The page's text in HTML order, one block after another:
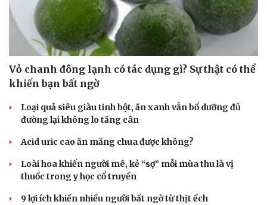
Vỏ chanh đông lạnh có tác dụng gì? Sự thật có thể
khiến bạn bất ngờ
Loại quả siêu giàu tinh bột, ăn xanh vẫn bổ dưỡng đủ
đường lại không lo tăng cân
Acid uric cao ăn măng chua được không?
Loài hoa khiến người mê, kẻ “sợ” mỗi mùa thu là vị
thuốc trong y học cổ truyền
9 lợi ích khiến nhiều người bất ngờ từ thịt ếch